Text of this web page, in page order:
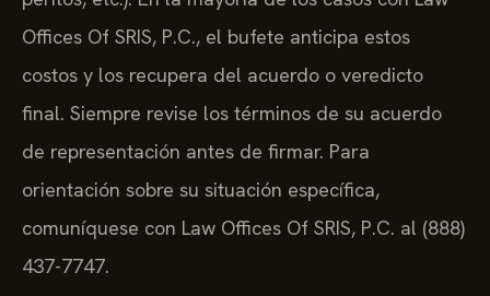
Offices Of SRIS, P.C., el bufete anticipa estos
costos y los recupera del acuerdo o veredicto
final. Siempre revise los términos de su acuerdo
de representación antes de firmar. Para
orientación sobre su situación específica,
comuníquese con Law Offices Of SRIS, P.C. al (888)
437-7747.